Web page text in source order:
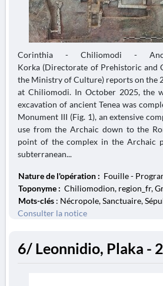
Corinthia - Chiliomodi -
Korka (Directorate of Prehistoric and
the Ministry of Culture) reports on the
at Chiliomodi. In October 2025, the
excavation of ancient Tenea was
Monument III (Fig. 1), an extensive
use from the Archaic down to the
point of the complex in the Archaic
subterranean...
Nature de l'opération : Fouille -
Toponyme : Chiliomodion, region_fr,
Mots-clés : Nécropole, Sanctuaire,
Consulter la notice
6/ Leonnidio, Plaka -